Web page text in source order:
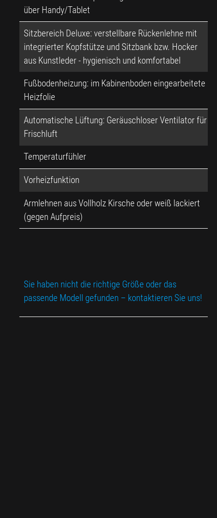
über Handy/Tablet
Sitzbereich Deluxe: verstellbare Rückenlehne mit
integrierter Kopfstütze und Sitzbank bzw. Hocker
aus Kunstleder - hygienisch und komfortabel
Fußbodenheizung: im Kabinenboden eingearbeitete
Heizfolie
Automatische Lüftung: Geräuschloser Ventilator für
Frischluft
Temperaturfühler
Vorheizfunktion
Armlehnen aus Vollholz Kirsche oder weiß lackiert
(gegen Aufpreis)
Sie haben nicht die richtige Größe oder das
passende Modell gefunden – kontaktieren Sie uns!